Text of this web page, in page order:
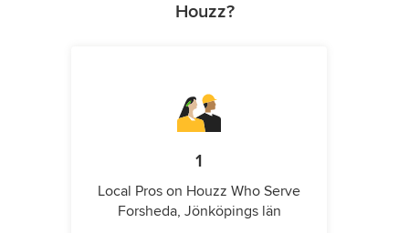
Houzz?
1
Local Pros on Houzz Who Serve
Forsheda, Jönköpings län